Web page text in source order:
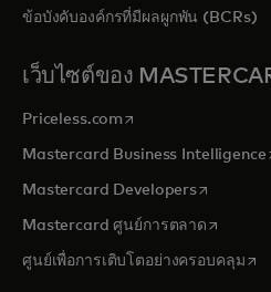
ข้อบังคับองค์กรที่มีผลผูกพัน (BCRs)
เว็บไซต์ของ
Priceless.com opens in a new tab
Mastercard Business Intelligence
Mastercard Developersopens in
Mastercard ศูนย์การตลาด opens
ศูนย์เพื่อการเติบโตอย่างครอบคลุม